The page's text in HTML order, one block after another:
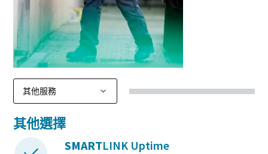
其他選擇
SMARTLINK Uptime